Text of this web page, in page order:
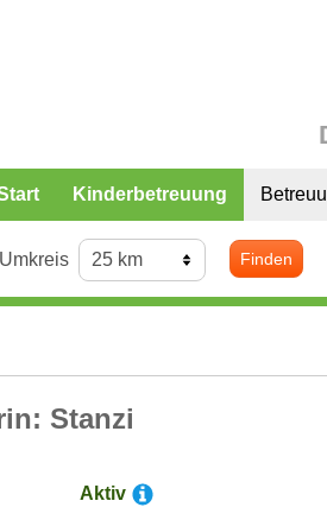
Kinderbetreuung
Umkreis Finden
Stanzi
Aktiv